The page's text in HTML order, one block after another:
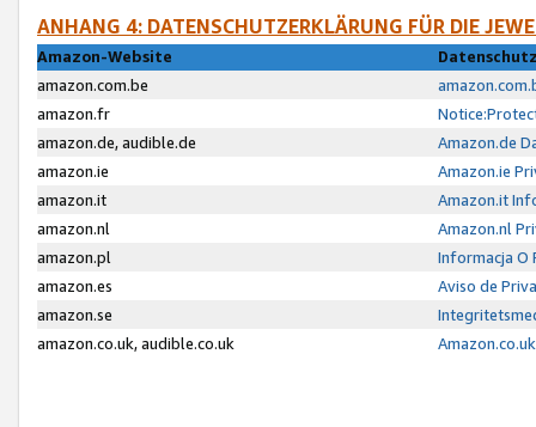
ANHANG 4: DATENSCHUTZERKLÄRUNG FÜR DIE
Amazon-Website
amazon.com.be
amazon.fr
amazon.de, audible.de
Amazon.de
amazon.ie
Amazon.ie
amazon.it
Amazon.it
amazon.nl
Amazon.nl
amazon.pl
Informacja O
amazon.es
Aviso de
amazon.se
amazon.co.uk, audible.co.uk